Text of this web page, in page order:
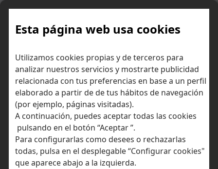
Esta página web usa cookies
Utilizamos cookies propias y de terceros para
analizar nuestros servicios y mostrarte publicidad
relacionada con tus preferencias en base a un perfil
elaborado a partir de de tus hábitos de navegación
(por ejemplo, páginas visitadas).
A continuación, puedes aceptar todas las cookies
pulsando en el botón “Aceptar ”.
Para configurarlas como desees o rechazarlas
todas, pulsa en el desplegable “Configurar cookies"
que aparece abajo a la izquierda.
Skip
Inicio Consejos para ahorrar dinero
aportar a un plan de pensiones para pagar lo menos posible de
IRPF?